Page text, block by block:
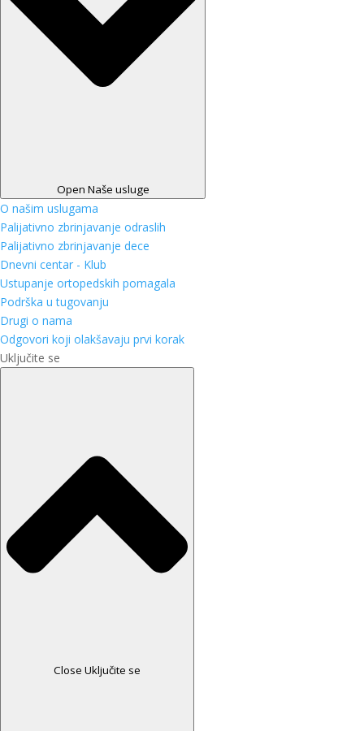
Open Naše usluge
O našim uslugama
Palijativno zbrinjavanje odraslih
Palijativno zbrinjavanje dece
Dnevni centar - Klub
Ustupanje ortopedskih pomagala
Podrška u tugovanju
Drugi o nama
Odgovori koji olakšavaju prvi korak
Uključite se
Close Uključite se